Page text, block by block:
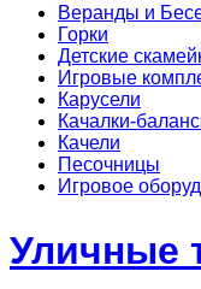
Веранды и
Горки
Детские
Игровые
Карусели
Качалки-
Качели
Песочницы
Игровое
Уличные